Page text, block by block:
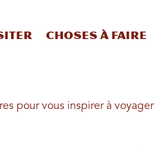
Choses à faire
pour vous inspirer à voyager